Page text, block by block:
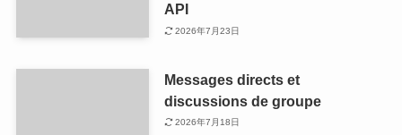
API
2026年7月23日
Messages directs et
discussions de groupe
2026年7月18日